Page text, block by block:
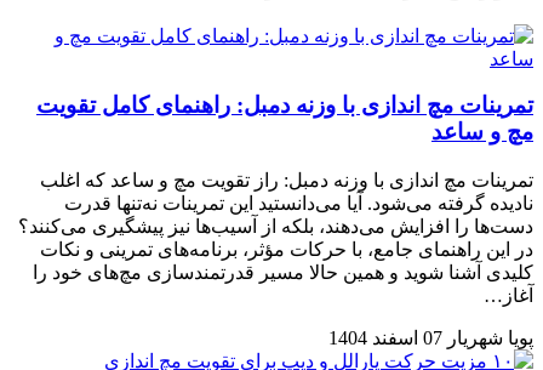
تمرینات مچ اندازی با وزنه دمبل: راهنمای کامل تقویت
مچ و ساعد
تمرینات مچ اندازی با وزنه دمبل: راز تقویت مچ و ساعد که اغلب
نادیده گرفته می‌شود. آیا می‌دانستید این تمرینات نه‌تنها قدرت
دست‌ها را افزایش می‌دهند، بلکه از آسیب‌ها نیز پیشگیری می‌کنند؟
در این راهنمای جامع، با حرکات مؤثر، برنامه‌های تمرینی و نکات
کلیدی آشنا شوید و همین حالا مسیر قدرتمندسازی مچ‌های خود را
آغاز…
پویا شهریار 07 اسفند 1404